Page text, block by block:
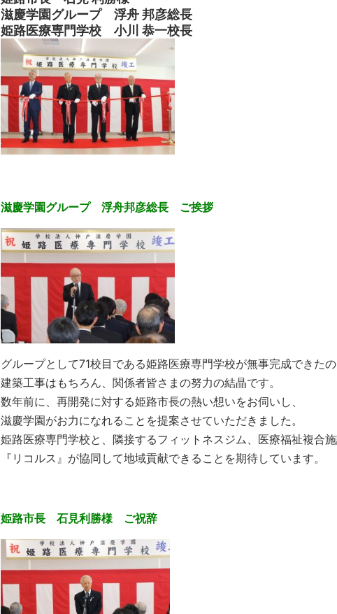
滋慶学園グループ 浮舟 邦彦総長
姫路医療専門学校 小川 恭一校長
滋慶学園グループ 浮舟邦彦総長 ご挨拶
グループとして71校目である姫路医療専門学校が無事完成できた
建築工事はもちろん、関係者皆さまの努力の結晶です。
数年前に、再開発に対する姫路市長の熱い想いをお伺いし、
滋慶学園がお力になれることを提案させていただきました。
姫路医療専門学校と、隣接するフィットネスジム、医療福祉複合
『リコルス』が協同して地域貢献できることを期待しています。
姫路市長 石見利勝様 ご祝辞